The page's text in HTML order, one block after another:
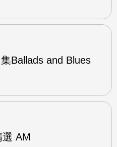
Ballads and Blues
AM